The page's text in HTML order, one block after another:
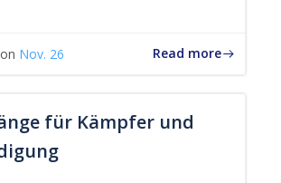
on Nov. 26 Read more
für Kämpfer und